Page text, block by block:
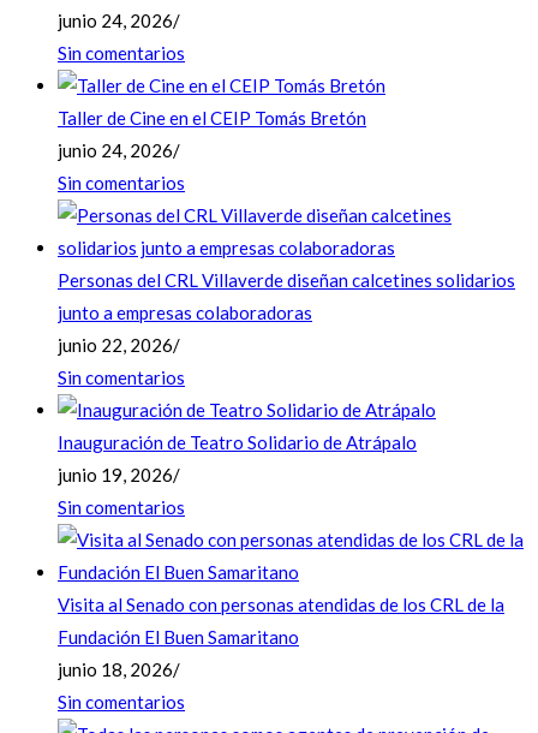
junio 24, 2026/
Sin comentarios
Taller de Cine en el CEIP Tomás Bretón
junio 24, 2026/
Sin comentarios
Personas del CRL Villaverde diseñan calcetines solidarios
junto a empresas colaboradoras
junio 22, 2026/
Sin comentarios
Inauguración de Teatro Solidario de Atrápalo
junio 19, 2026/
Sin comentarios
Visita al Senado con personas atendidas de los CRL de la
Fundación El Buen Samaritano
junio 18, 2026/
Sin comentarios